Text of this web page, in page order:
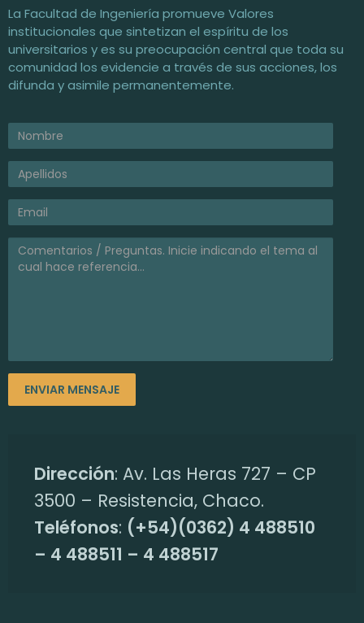
La Facultad de Ingeniería promueve Valores
institucionales que sintetizan el espíritu de los
universitarios y es su preocupación central que toda su
comunidad los evidencie a través de sus acciones, los
difunda y asimile permanentemente.
Dirección: Av. Las Heras 727 – CP
3500 – Resistencia, Chaco.
Teléfonos: (+54)(0362) 4 488510
– 4 488511 – 4 488517